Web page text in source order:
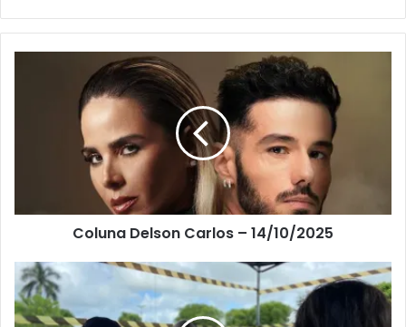
Coluna Delson Carlos – 14/10/2025